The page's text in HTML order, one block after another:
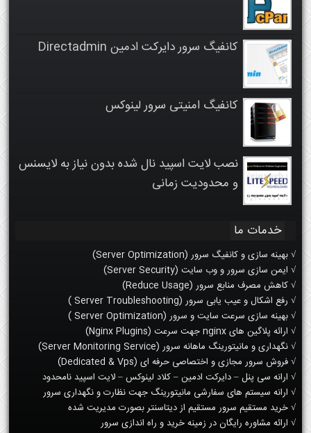
کانفیگ سرور دایرکت ادمین Directadmin
کانفیگ امنیتی سرور لینوکس
نصب لایت اسپید نال شده بدون نیاز به لایسنس
و محدودیت زمانی
خدمات ما
√ بهینه سازی و کانفیگ سرور (Server Optimization)
√ ایمن سازی سرور و وب سایت (Server Security)
√ کاهش مصرف منابع سرور (Reduce Usage)
√ رفع اشکال و عیب یابی سرور (Server Troubleshooting )
√ بهینه سازی سرعت سایت و سرور (Server Optimization )
√ ارائه پلاگین های nginx جهت سرعت (Nginx Plugins)
√ نگهداری و مانیتورینگ ماهانه سرور (Server Monitoring Service)
√ فروش سرور مجازی و اختصاصی حرفه ای (Dedicated & Vps)
√ ارانه سی پنل – دایرکت ادمین – کلاد لینوکس – لایت اسپید نامحدود
√ ارانه سیستم های سفارشی مانیتورینگ جهت نظارت و نگهداری سرور
√ خرید مستقیم سرور مستقیم از دیتاسنتر بصورت مدیریت شده
√ ارائه مشاوره رایگان در زمینه خرید و راه اندازی سرور